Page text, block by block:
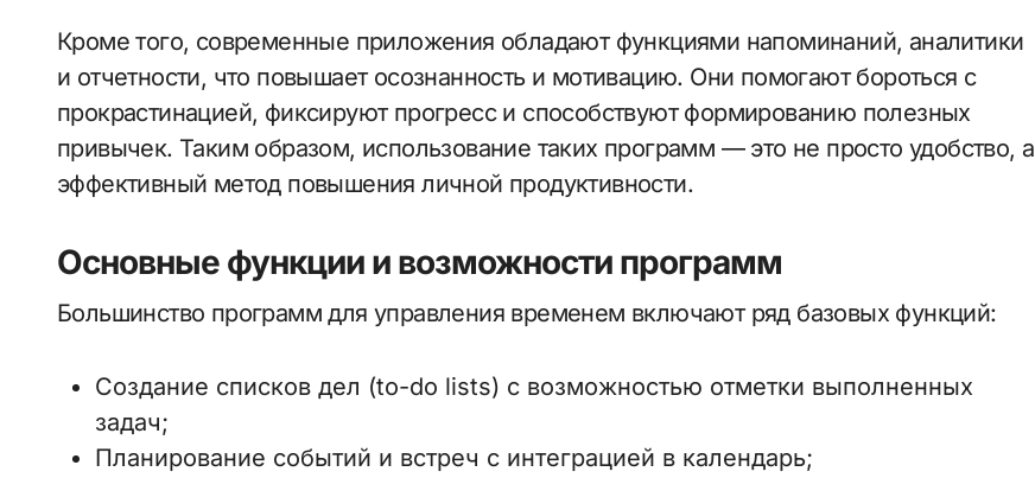
Кроме того, современные приложения обладают функциями напоминаний, аналитики
и отчетности, что повышает осознанность и мотивацию. Они помогают бороться с
прокрастинацией, фиксируют прогресс и способствуют формированию полезных
привычек. Таким образом, использование таких программ — это не просто удобство, а
эффективный метод повышения личной продуктивности.
Основные функции и возможности программ
Большинство программ для управления временем включают ряд базовых функций:
Создание списков дел (to-do lists) с возможностью отметки выполненных
задач;
Планирование событий и встреч с интеграцией в календарь;